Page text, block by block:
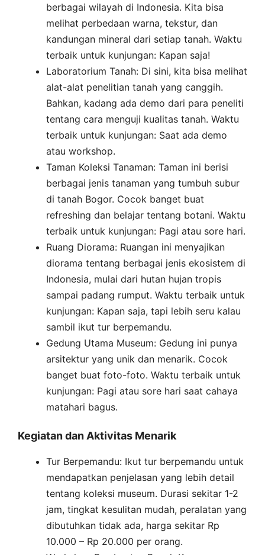
berbagai wilayah di Indonesia. Kita bisa
melihat perbedaan warna, tekstur, dan
kandungan mineral dari setiap tanah. Waktu
terbaik untuk kunjungan: Kapan saja!
Laboratorium Tanah: Di sini, kita bisa melihat
alat-alat penelitian tanah yang canggih.
Bahkan, kadang ada demo dari para peneliti
tentang cara menguji kualitas tanah. Waktu
terbaik untuk kunjungan: Saat ada demo
atau workshop.
Taman Koleksi Tanaman: Taman ini berisi
berbagai jenis tanaman yang tumbuh subur
di tanah Bogor. Cocok banget buat
refreshing dan belajar tentang botani. Waktu
terbaik untuk kunjungan: Pagi atau sore hari.
Ruang Diorama: Ruangan ini menyajikan
diorama tentang berbagai jenis ekosistem di
Indonesia, mulai dari hutan hujan tropis
sampai padang rumput. Waktu terbaik untuk
kunjungan: Kapan saja, tapi lebih seru kalau
sambil ikut tur berpemandu.
Gedung Utama Museum: Gedung ini punya
arsitektur yang unik dan menarik. Cocok
banget buat foto-foto. Waktu terbaik untuk
kunjungan: Pagi atau sore hari saat cahaya
matahari bagus.
Kegiatan dan Aktivitas Menarik
Tur Berpemandu: Ikut tur berpemandu untuk
mendapatkan penjelasan yang lebih detail
tentang koleksi museum. Durasi sekitar 1-2
jam, tingkat kesulitan mudah, peralatan yang
dibutuhkan tidak ada, harga sekitar Rp
10.000 – Rp 20.000 per orang.